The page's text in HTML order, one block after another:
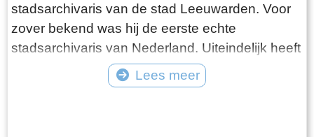
stadsarchivaris van de stad Leeuwarden. Voor
zover bekend was hij de eerste echte
stadsarchivaris van Nederland. Uiteindelijk heeft
hij in Leeuwarden een eigen boekhandel en
drukkerij gestart waarbinnen hij, in opdracht van
Lees meer